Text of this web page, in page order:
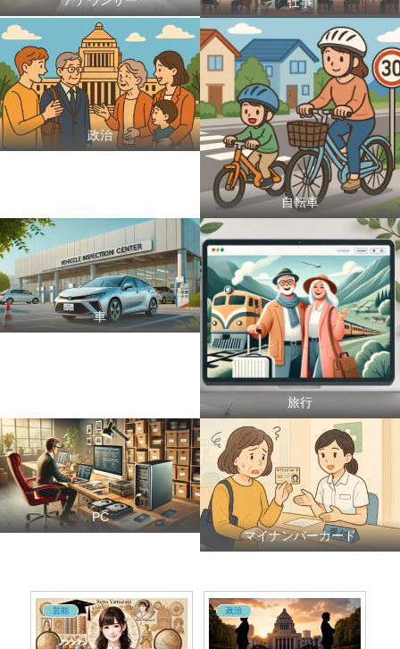
政治
自転車
車
旅行
PC
マイナンバーカード
芸能 政治